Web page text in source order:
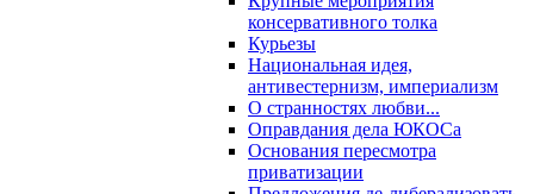
консервативного толка
Курьезы
Национальная идея,
антивестернизм, империализм
О странностях любви...
Оправдания дела ЮКОСа
Основания пересмотра
приватизации